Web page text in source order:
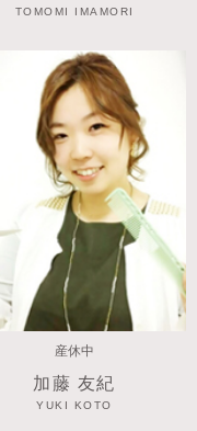
TOMOMI IMAMORI
産休中
加藤 友紀
YUKI KOTO